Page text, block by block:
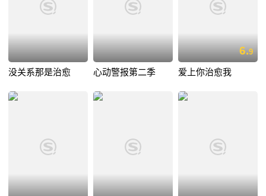
没关系那是治愈 心动警报第二季
6.9
爱上你治愈我